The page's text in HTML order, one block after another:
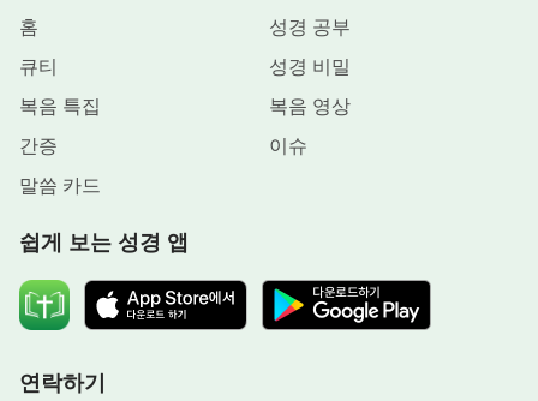
홈
성경 공부
큐티
성경 비밀
복음 특집
복음 영상
간증
이슈
말씀 카드
쉽게 보는 성경 앱
연락하기